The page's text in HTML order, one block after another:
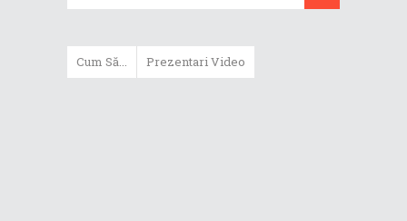
Cum Să... Prezentari Video